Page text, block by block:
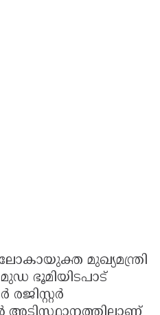
മുഖ്യമന്ത്രി
മുഡ ഭൂമിയിടപാട്